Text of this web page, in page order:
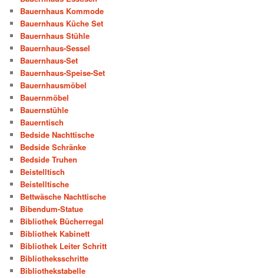
Bauernhaus Kommode
Bauernhaus Küche Set
Bauernhaus Stühle
Bauernhaus-Sessel
Bauernhaus-Set
Bauernhaus-Speise-Set
Bauernhausmöbel
Bauernmöbel
Bauernstühle
Bauerntisch
Bedside Nachttische
Bedside Schränke
Bedside Truhen
Beistelltisch
Beistelltische
Bettwäsche Nachttische
Bibendum-Statue
Bibliothek Bücherregal
Bibliothek Kabinett
Bibliothek Leiter Schritt
Bibliotheksschritte
Bibliothekstabelle